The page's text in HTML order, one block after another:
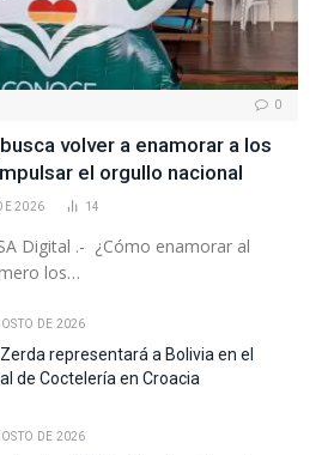
0
volver a enamorar a los
el orgullo nacional
2026 14
Digital .- ¿Cómo enamorar al
los…
DE 2026
representará a Bolivia en el
de Coctelería en Croacia
DE 2026